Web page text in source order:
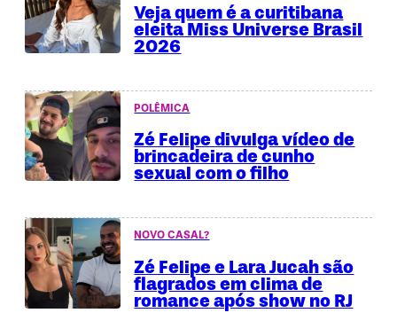
Veja quem é a curitibana
eleita Miss Universe Brasil
2026
POLÊMICA
Zé Felipe divulga vídeo de
brincadeira de cunho
sexual com o filho
NOVO CASAL?
Zé Felipe e Lara Jucah são
flagrados em clima de
romance após show no RJ